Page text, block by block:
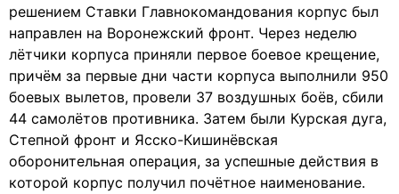
решением Ставки Главнокомандования корпус был
направлен на Воронежский фронт. Через неделю
лётчики корпуса приняли первое боевое крещение,
причём за первые дни части корпуса выполнили 950
боевых вылетов, провели 37 воздушных боёв, сбили
44 самолётов противника. Затем были Курская дуга,
Степной фронт и Ясско-Кишинёвская
оборонительная операция, за успешные действия в
которой корпус получил почётное наименование.